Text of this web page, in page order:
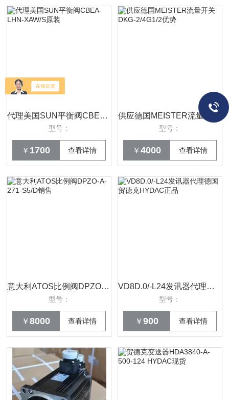
代理美国SUN平衡阀CBEA-LHN-XAW/S原装
型号：
￥ 1700 查看详情
型号：
￥4000 查看详情
意大利ATOS比例阀DPZO-A-271-S5/D销售
型号：
￥8000 查看详情
VD8D.0/-L24发讯器代理德国贺德克HYDAC正品
型号：
￥900 查看详情